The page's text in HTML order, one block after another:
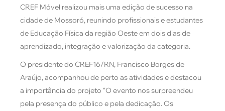
CREF Móvel realizou mais uma edição de sucesso na
cidade de Mossoró, reunindo profissionais e estudantes
de Educação Física da região Oeste em dois dias de
aprendizado, integração e valorização da categoria.
O presidente do CREF16/RN, Francisco Borges de
Araújo, acompanhou de perto as atividades e destacou
a importância do projeto “O evento nos surpreendeu
pela presença do público e pela dedicação. Os